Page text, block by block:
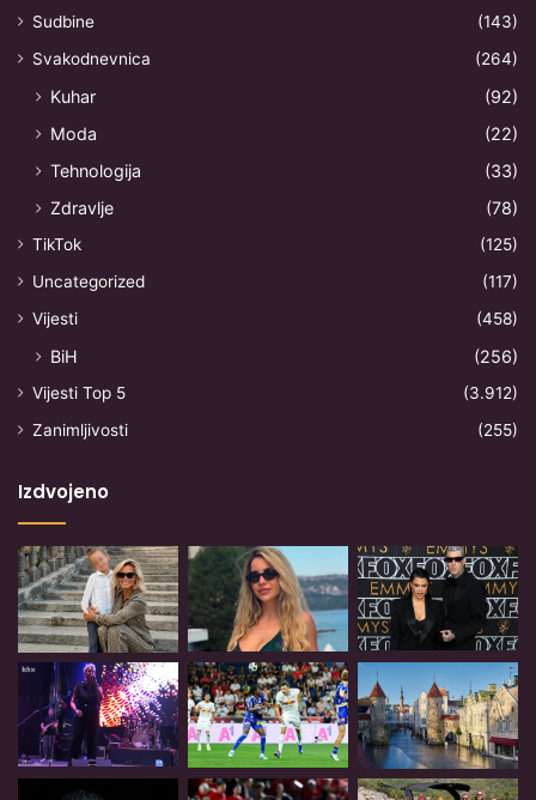
Sudbine
(143)
Svakodnevnica
(264)
Kuhar
(92)
Moda
(22)
Tehnologija
(33)
Zdravlje
(78)
TikTok
(125)
Uncategorized
(117)
Vijesti
(458)
BiH (256)
Vijesti Top 5
(3.912)
Zanimljivosti
(255)
Izdvojeno